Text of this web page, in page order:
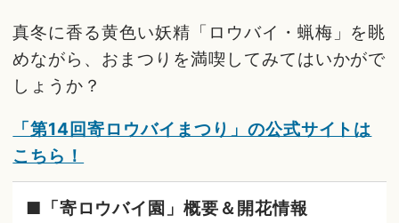
真冬に香る黄色い妖精「ロウバイ・蝋梅」を眺
めながら、おまつりを満喫してみてはいかがで
しょうか？
「第14回寄ロウバイまつり」の公式サイトは
こちら！
■「寄ロウバイ園」概要＆開花情報